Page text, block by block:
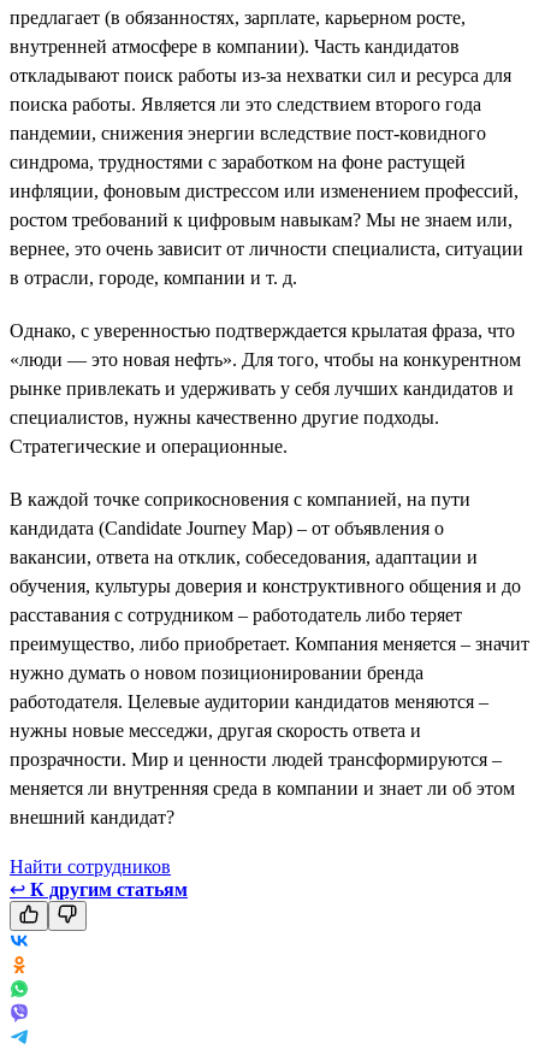
предлагает (в обязанностях, зарплате, карьерном росте,
внутренней атмосфере в компании). Часть кандидатов
откладывают поиск работы из-за нехватки сил и ресурса для
поиска работы. Является ли это следствием второго года
пандемии, снижения энергии вследствие пост-ковидного
синдрома, трудностями с заработком на фоне растущей
инфляции, фоновым дистрессом или изменением профессий,
ростом требований к цифровым навыкам? Мы не знаем или,
вернее, это очень зависит от личности специалиста, ситуации
в отрасли, городе, компании и т. д.
Однако, с уверенностью подтверждается крылатая фраза, что
«люди — это новая нефть». Для того, чтобы на конкурентном
рынке привлекать и удерживать у себя лучших кандидатов и
специалистов, нужны качественно другие подходы.
Стратегические и операционные.
В каждой точке соприкосновения с компанией, на пути
кандидата (Candidate Journey Map) – от объявления о
вакансии, ответа на отклик, собеседования, адаптации и
обучения, культуры доверия и конструктивного общения и до
расставания с сотрудником – работодатель либо теряет
преимущество, либо приобретает. Компания меняется – значит
нужно думать о новом позиционировании бренда
работодателя. Целевые аудитории кандидатов меняются –
нужны новые месседжи, другая скорость ответа и
прозрачности. Мир и ценности людей трансформируются –
меняется ли внутренняя среда в компании и знает ли об этом
внешний кандидат?
Найти сотрудников
↩ К другим статьям